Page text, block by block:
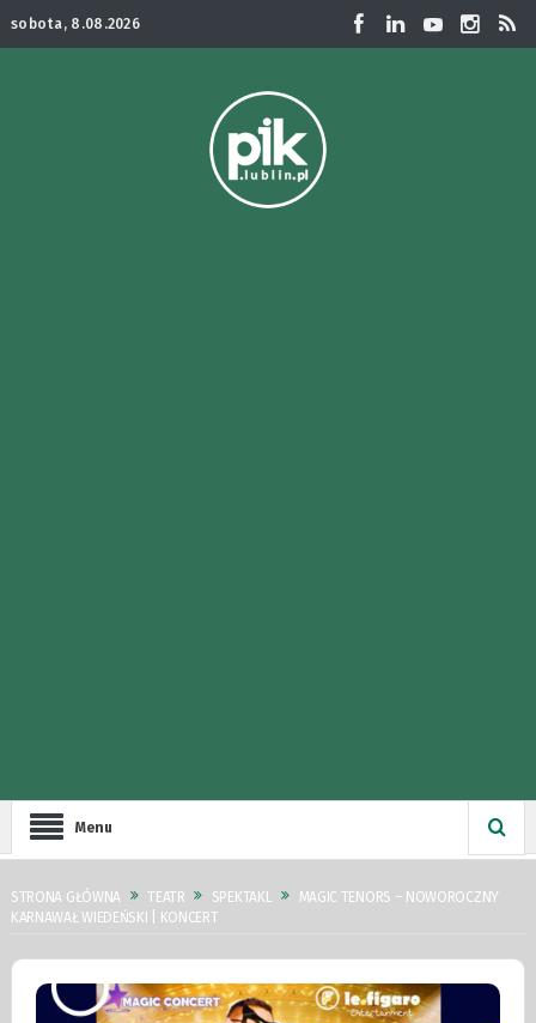
sobota, 8.08.2026
Menu
STRONA GŁÓWNA TEATR SPEKTAKL
MAGIC TENORS – NOWOROCZNY
KARNAWAŁ WIEDEŃSKI | KONCERT